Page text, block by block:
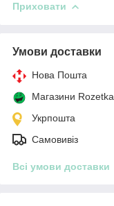
Приховати
Умови доставки
Нова Пошта
Магазини Rozetka
Укрпошта
Самовивіз
Всі умови доставки